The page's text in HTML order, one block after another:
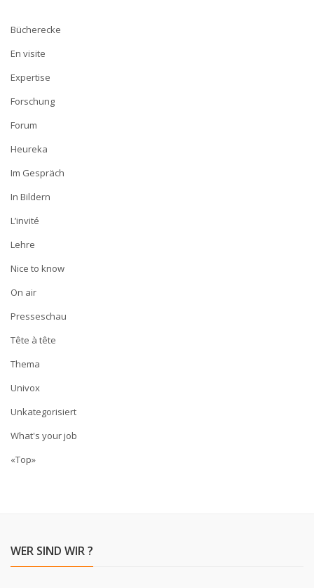
Bücherecke
En visite
Expertise
Forschung
Forum
Heureka
Im Gespräch
In Bildern
L’invité
Lehre
Nice to know
On air
Presseschau
Tête à tête
Thema
Univox
Unkategorisiert
What's your job
«Top»
WER SIND WIR ?